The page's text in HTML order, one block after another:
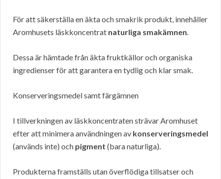
För att säkerställa en äkta och smakrik produkt, innehåller
Aromhusets läskkoncentrat naturliga smakämnen.
Dessa är hämtade från äkta fruktkällor och organiska
ingredienser för att garantera en tydlig och klar smak.
Konserveringsmedel samt färgämnen
I tillverkningen av läskkoncentraten strävar Aromhuset
efter att minimera användningen av konserveringsmedel
(används inte) och pigment (bara naturliga).
Produkterna framställs utan överflödiga tillsatser och